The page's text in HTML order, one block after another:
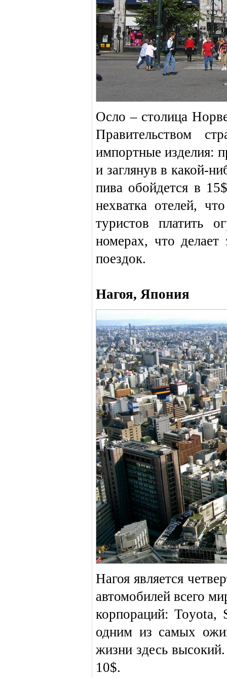
Осло – столица
Правительством
импортные изделия:
и заглянув в какой-
пива обойдется в
нехватка отелей,
туристов платить
номерах, что
поездок.
Нагоя, Япония
Нагоя является
автомобилей всего
корпораций: Toyota,
одним из самых
жизни здесь
10$.